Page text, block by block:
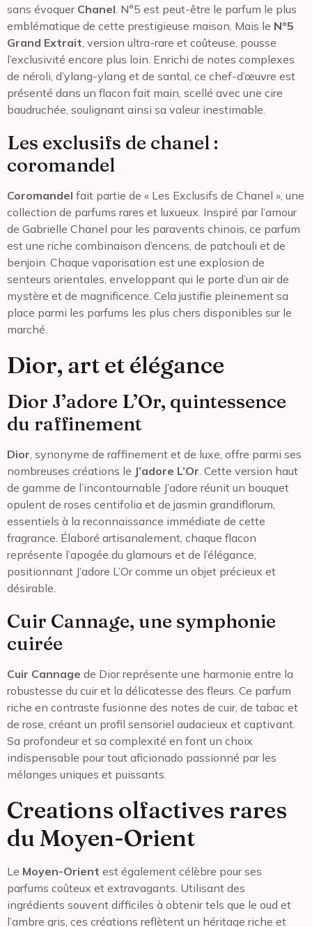
sans évoquer Chanel . N°5 est peut-être le parfum le plus
emblématique de cette prestigieuse maison. Mais le N°5
Grand Extrait , version ultra-rare et coûteuse, pousse
l’exclusivité encore plus loin. Enrichi de notes complexes
de néroli, d’ylang-ylang et de santal, ce chef-d’œuvre est
présenté dans un flacon fait main, scellé avec une cire
baudruchée, soulignant ainsi sa valeur inestimable.
Les exclusifs de chanel :
coromandel
Coromandel fait partie de « Les Exclusifs de Chanel », une
collection de parfums rares et luxueux. Inspiré par l’amour
de Gabrielle Chanel pour les paravents chinois, ce parfum
est une riche combinaison d’encens, de patchouli et de
benjoin. Chaque vaporisation est une explosion de
senteurs orientales, enveloppant qui le porte d’un air de
mystère et de magnificence. Cela justifie pleinement sa
place parmi les parfums les plus chers disponibles sur le
marché.
Dior, art et élégance
Dior J’adore L’Or, quintessence
du raffinement
Dior, synonyme de raffinement et de luxe, offre parmi ses
nombreuses créations le J’adore L’Or. Cette version haut
de gamme de l’incontournable J’adore réunit un bouquet
opulent de roses centifolia et de jasmin grandiflorum,
essentiels à la reconnaissance immédiate de cette
fragrance. Élaboré artisanalement, chaque flacon
représente l’apogée du glamours et de l’élégance,
positionnant J’adore L’Or comme un objet précieux et
désirable.
Cuir Cannage, une symphonie
cuirée
Cuir Cannage de Dior représente une harmonie entre la
robustesse du cuir et la délicatesse des fleurs. Ce parfum
riche en contraste fusionne des notes de cuir, de tabac et
de rose, créant un profil sensoriel audacieux et captivant.
Sa profondeur et sa complexité en font un choix
indispensable pour tout aficionado passionné par les
mélanges uniques et puissants.
Creations olfactives rares
du Moyen-Orient
Le Moyen-Orient est également célèbre pour ses
parfums coûteux et extravagants. Utilisant des
ingrédients souvent difficiles à obtenir tels que le oud et
l’ambre gris, ces créations reflètent un héritage riche et